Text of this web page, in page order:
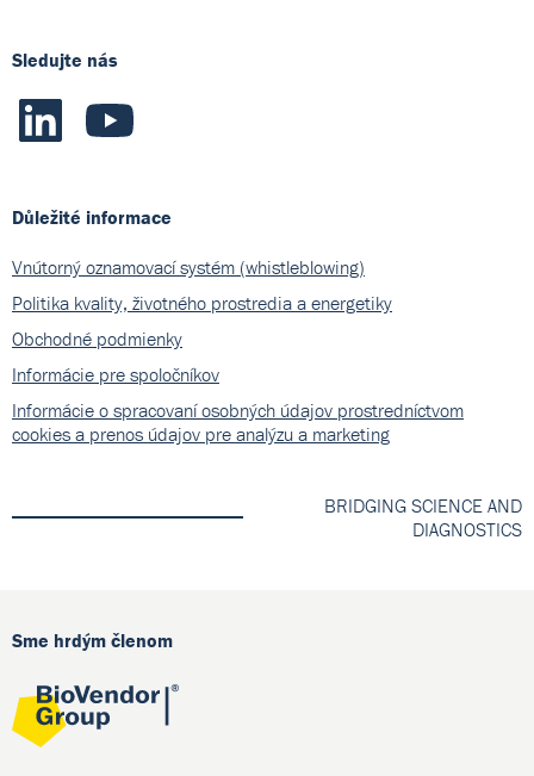
Sledujte nás
Důležité informace
Vnútorný oznamovací systém (whistleblowing)
Politika kvality, životného prostredia a energetiky
Obchodné podmienky
Informácie pre spoločníkov
Informácie o spracovaní osobných údajov prostredníctvom
cookies a prenos údajov pre analýzu a marketing
BRIDGING SCIENCE AND
DIAGNOSTICS
Sme hrdým členom